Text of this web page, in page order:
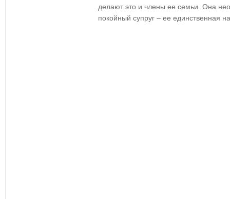
делают это и члены ее семьи. Она
покойный супруг – ее единственная